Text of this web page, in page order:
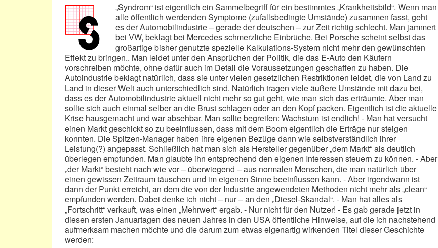
„Syndrom“ ist eigentlich ein Sammelbegriff für ein bestimmtes „Krankheitsbild“. Wenn man
alle öffentlich werdenden Symptome (zufallsbedingte Umstände) zusammen fasst, geht
es der Automobilindustrie – gerade der deutschen – zur Zeit richtig schlecht. Man jammert
bei VW, beklagt bei Mercedes schmerzliche Einbrüche. Bei Porsche scheint selbst das
großartige bisher genutzte spezielle Kalkulations-System nicht mehr den gewünschten
Effekt zu bringen.. Man leidet unter den Ansprüchen der Politik, die das E-Auto den Käufern
vorschreiben möchte, ohne dafür auch im Detail die Voraussetzungen geschaffen zu haben. Die
Autoindustrie beklagt natürlich, dass sie unter vielen gesetzlichen Restriktionen leidet, die von Land zu
Land in dieser Welt auch unterschiedlich sind. Natürlich tragen viele äußere Umstände mit dazu bei,
dass es der Automobilindustrie aktuell nicht mehr so gut geht, wie man sich das erträumte. Aber man
sollte sich auch einmal selber an die Brust schlagen oder an den Kopf packen. Eigentlich ist die aktuelle
Krise hausgemacht und war absehbar. Man sollte begreifen: Wachstum ist endlich! - Man hat versucht
einen Markt geschickt so zu beeinflussen, dass mit dem Boom eigentlich die Erträge nur steigen
konnten. Die Spitzen-Manager haben ihre eigenen Bezüge dann wie selbstverständlich ihrer
Leistung(?) angepasst. Schließlich hat man sich als Hersteller gegenüber „dem Markt“ als deutlich
überlegen empfunden. Man glaubte ihn entsprechend den eigenen Interessen steuern zu können. - Aber
„der Markt“ besteht nach wie vor – überwiegend – aus normalen Menschen, die man natürlich über
einen gewissen Zeitraum täuschen und im eigenen Sinne beeinflussen kann. - Aber irgendwann ist
dann der Punkt erreicht, an dem die von der Industrie angewendeten Methoden nicht mehr als „clean“
empfunden werden. Dabei denke ich nicht – nur – an den „Diesel-Skandal“. - Man hat alles als
„Fortschritt“ verkauft, was einen „Mehrwert“ ergab. - Nur nicht für den Nutzer! - Es gab gerade jetzt in
diesen ersten Januartagen des neuen Jahres in den USA öffentliche Hinweise, auf die ich nachstehend
aufmerksam machen möchte und die darum zum etwas eigenartig wirkenden Titel dieser Geschichte
werden: